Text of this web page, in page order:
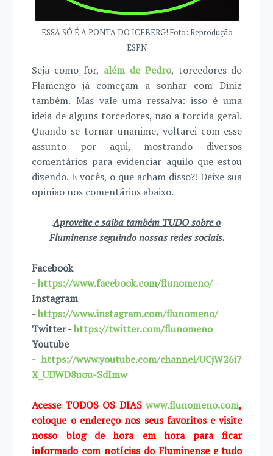
ESSA SÓ É A PONTA DO ICEBERG! Foto: Reprodução
ESPN
Seja como for, além de Pedro, torcedores do
Flamengo já começam a sonhar com Diniz
também. Mas vale uma ressalva: isso é uma
ideia de alguns torcedores, não a torcida geral.
Quando se tornar unanime, voltarei com esse
assunto por aqui, mostrando diversos
comentários para evidenciar aquilo que estou
dizendo. E vocês, o que acham disso?! Deixe sua
opinião nos comentários abaixo.
Aproveite e saiba também TUDO sobre o
Fluminense seguindo nossas redes sociais.
Facebook
-https://www.facebook.com/flunomeno/
Instagram
-https://www.instagram.com/flunomeno/
Twitter -https://twitter.com/flunomeno
Youtube
-https://www.youtube.com/channel/UCjW26i7
X_UDWD8uou-SdImw
Acesse TODOS OS DIASwww.flunomeno.com,
coloque o endereço nos seus favoritos e visite
nosso blog de hora em hora para ficar
informado com notícias do Fluminense e tudo